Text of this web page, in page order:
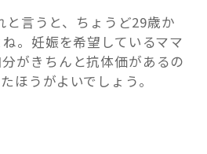
と言うと、ちょうど29歳か
。妊娠を希望しているママ
がきちんと抗体価があるの
ほうがよいでしょう。